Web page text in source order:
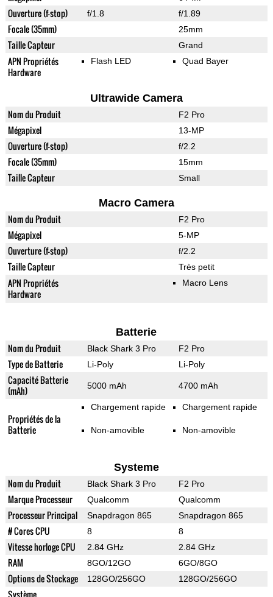
Ouverture (f-stop) f/1.8 f/1.89
Focale (35mm) 25mm
Taille Capteur Grand
APN Propriétés
Hardware
Flash LED Quad Bayer
Ultrawide Camera
Nom du Produit F2 Pro
Mégapixel 13-MP
Ouverture (f-stop) f/2.2
Focale (35mm) 15mm
Taille Capteur Small
Macro Camera
Nom du Produit F2 Pro
Mégapixel 5-MP
Ouverture (f-stop) f/2.2
Taille Capteur Très petit
APN Propriétés
Hardware
Macro Lens
Batterie
Nom du Produit Black Shark 3 Pro F2 Pro
Type de Batterie Li-Poly Li-Poly
Capacité Batterie
(mAh)
5000 mAh 4700 mAh
Propriétés de la
Batterie
Chargement rapide
Non-amovible
Chargement rapide
Non-amovible
Systeme
Nom du Produit Black Shark 3 Pro F2 Pro
Marque Processeur Qualcomm Qualcomm
Processeur Principal Snapdragon 865 Snapdragon 865
# Cores CPU 8 8
Vitesse horloge CPU 2.84 GHz 2.84 GHz
RAM 8GO/12GO 6GO/8GO
Options de Stockage 128GO/256GO 128GO/256GO
Système